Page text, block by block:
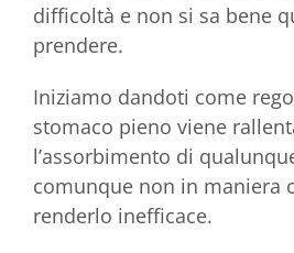
difficoltà e non si sa bene
prendere.
Iniziamo dandoti come
stomaco pieno viene
l’assorbimento di
comunque non in maniera
renderlo inefficace.